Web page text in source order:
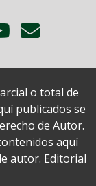
o total de
publicados se
de Autor.
aquí
autor. Editorial